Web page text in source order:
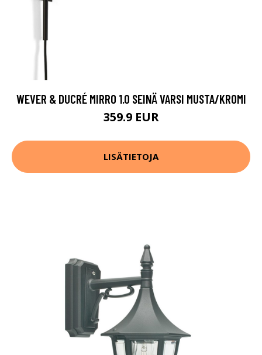
WEVER & DUCRÉ MIRRO 1.0 SEINÄ VARSI MUSTA/KROMI
359.9 EUR
LISÄTIETOJA